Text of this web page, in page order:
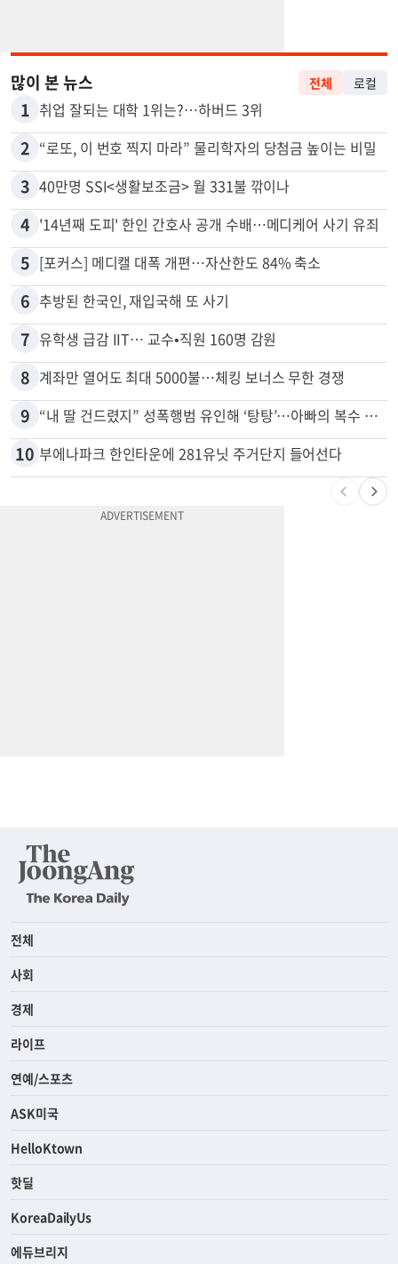
1 취업 잘되는 대학 1위는?…하버드 3위
2 “로또, 이 번호 찍지 마라” 물리학자의 당첨금 높이는 비밀
3 40만명 SSI<생활보조금> 월 331불 깎이나
4 '14년째 도피' 한인 간호사 공개 수배…메디케어 사기 유죄
5 [포커스] 메디캘 대폭 개편…자산한도 84% 축소
6 추방된 한국인, 재입국해 또 사기
7 유학생 급감 IIT… 교수•직원 160명 감원
8 계좌만 열어도 최대 5000불…체킹 보너스 무한 경쟁
9
부에나파크 한인타운에 281유닛 주거단지 들어선다
전체
사회
경제
라이프
연예/스포츠
ASK미국
HelloKtown
핫딜